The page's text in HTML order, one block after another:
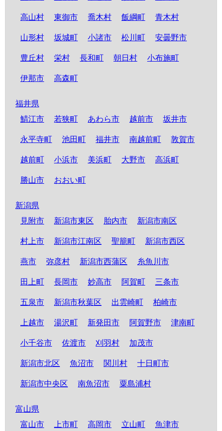
高山村 東御市 喬木村 飯綱町 青木村
山形村 坂城町 小諸市 松川町 安曇野市
豊丘村 栄村 長和町 朝日村 小布施町
伊那市 高森町
福井県
鯖江市
若狭町 あわら市 越前市 坂井市
永平寺町 池田町 福井市 南越前町 敦賀市
越前町 小浜市 美浜町 大野市 高浜町
勝山市 おおい町
新潟県
見附市
新潟市東区 胎内市 新潟市南区
村上市 新潟市江南区 聖籠町 新潟市西区
燕市 弥彦村 新潟市西蒲区 糸魚川市
田上町 長岡市 妙高市 阿賀町 三条市
五泉市 新潟市秋葉区 出雲崎町 柏崎市
上越市 湯沢町 新発田市 阿賀野市 津南町
小千谷市 佐渡市 刈羽村 加茂市
新潟市北区 魚沼市 関川村 十日町市
新潟市中央区 南魚沼市 粟島浦村
富山県
富山市
上市町 高岡市 立山町 魚津市